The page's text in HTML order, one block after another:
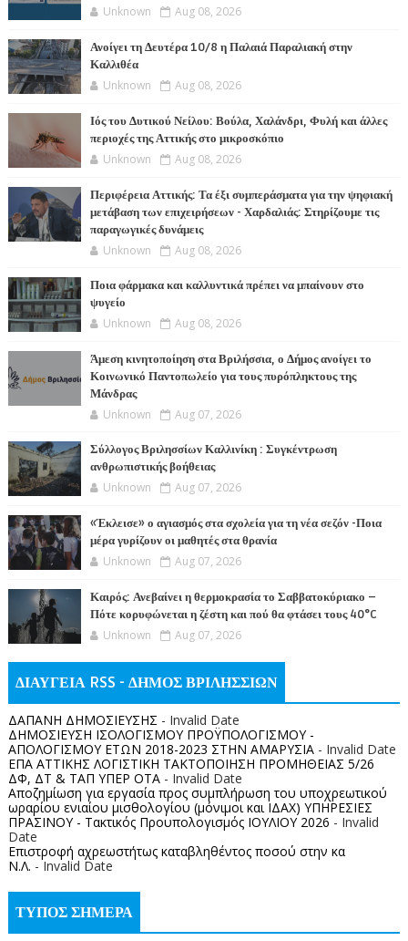
Unknown Aug 08, 2026
Ανοίγει τη Δευτέρα 10/8 η Παλαιά Παραλιακή στην
Καλλιθέα
Unknown Aug 08, 2026
Ιός του Δυτικού Νείλου: Βούλα, Χαλάνδρι, Φυλή και άλλες
περιοχές της Αττικής στο μικροσκόπιο
Unknown Aug 08, 2026
Περιφέρεια Αττικής: Τα έξι συμπεράσματα για την ψηφιακή
μετάβαση των επιχειρήσεων - Χαρδαλιάς: Στηρίζουμε τις
παραγωγικές δυνάμεις
Unknown Aug 08, 2026
Ποια φάρμακα και καλλυντικά πρέπει να μπαίνουν στο
ψυγείο
Unknown Aug 08, 2026
Άμεση κινητοποίηση στα Βριλήσσια, ο Δήμος ανοίγει το
Κοινωνικό Παντοπωλείο για τους πυρόπληκτους της
Μάνδρας
Unknown Aug 07, 2026
Σύλλογος Βριλησσίων Καλλινίκη : Συγκέντρωση
ανθρωπιστικής βοήθειας
Unknown Aug 07, 2026
«Έκλεισε» ο αγιασμός στα σχολεία για τη νέα σεζόν -Ποια
μέρα γυρίζουν οι μαθητές στα θρανία
Unknown Aug 07, 2026
Καιρός: Ανεβαίνει η θερμοκρασία το Σαββατοκύριακο –
Πότε κορυφώνεται η ζέστη και πού θα φτάσει τους 40°C
Unknown Aug 07, 2026
ΔΙΑΥΓΕΙΑ RSS - ΔΗΜΟΣ ΒΡΙΛΗΣΣΙΩΝ
ΔΑΠΑΝΗ ΔΗΜΟΣΙΕΥΣΗΣ - Invalid Date
ΔΗΜΟΣΙΕΥΣΗ ΙΣΟΛΟΓΙΣΜΟΥ ΠΡΟΫΠΟΛΟΓΙΣΜΟΥ -
ΑΠΟΛΟΓΙΣΜΟΥ ΕΤΩΝ 2018-2023 ΣΤΗΝ ΑΜΑΡΥΣΙΑ- Invalid Date
ΕΠΑ ΑΤΤΙΚΗΣ ΛΟΓΙΣΤΙΚΗ ΤΑΚΤΟΠΟΙΗΣΗ ΠΡΟΜΗΘΕΙΑΣ 5/26
ΔΦ, ΔΤ & ΤΑΠ ΥΠΕΡ ΟΤΑ- Invalid Date
Αποζημίωση για εργασία προς συμπλήρωση του υποχρεωτικού
ωραρίου ενιαίου μισθολογίου (μόνιμοι και ΙΔΑΧ) ΥΠΗΡΕΣΙΕΣ
ΠΡΑΣΙΝΟΥ - Τακτικός Προυπολογισμός ΙΟΥΛΙΟΥ 2026 - Invalid
Date
Επιστροφή αχρεωστήτως καταβληθέντος ποσoύ στην κα
Ν.Λ. - Invalid Date
ΤΥΠΟΣ ΣΗΜΕΡΑ